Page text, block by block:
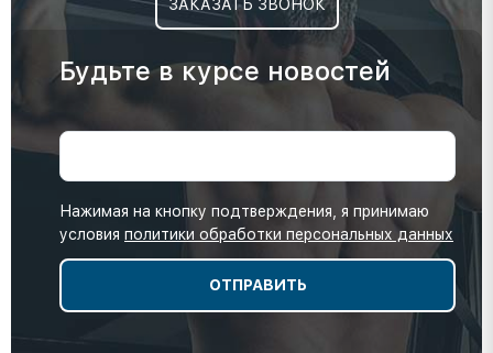
ЗАКАЗАТЬ ЗВОНОК
Будьте в курсе новостей
Нажимая на кнопку подтверждения, я принимаю
условия политики обработки персональных данных